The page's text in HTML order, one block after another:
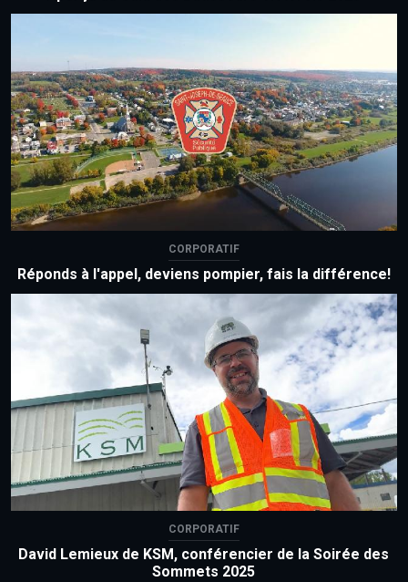
CORPORATIF
Réponds à l'appel, deviens pompier, fais la différence!
CORPORATIF
David Lemieux de KSM, conférencier de la Soirée des
Sommets 2025